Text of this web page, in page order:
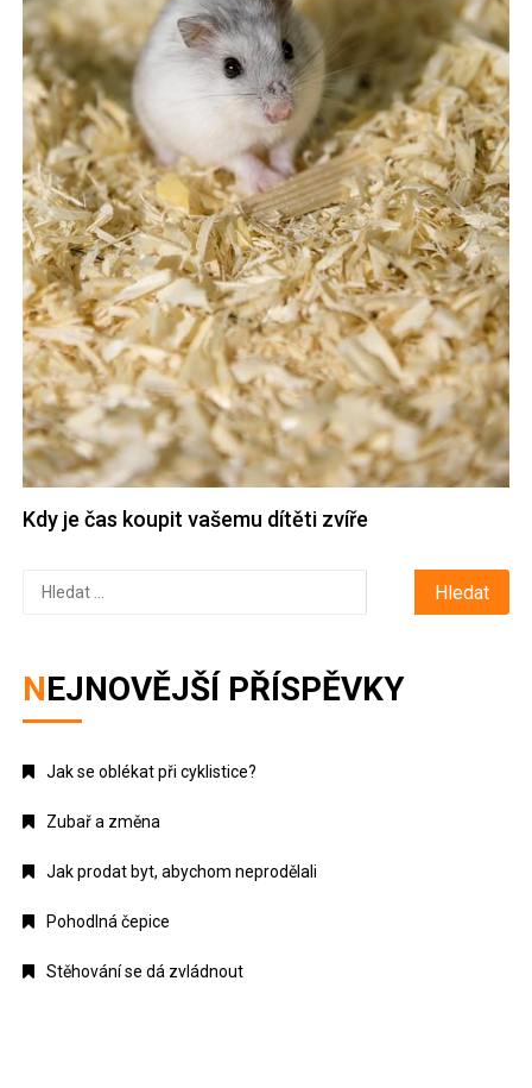
Kdy je čas koupit vašemu dítěti zvíře
Vyhledávání
NEJNOVĚJŠÍ PŘÍSPĚVKY
Jak se oblékat při cyklistice?
Zubař a změna
Jak prodat byt, abychom neprodělali
Pohodlná čepice
Stěhování se dá zvládnout